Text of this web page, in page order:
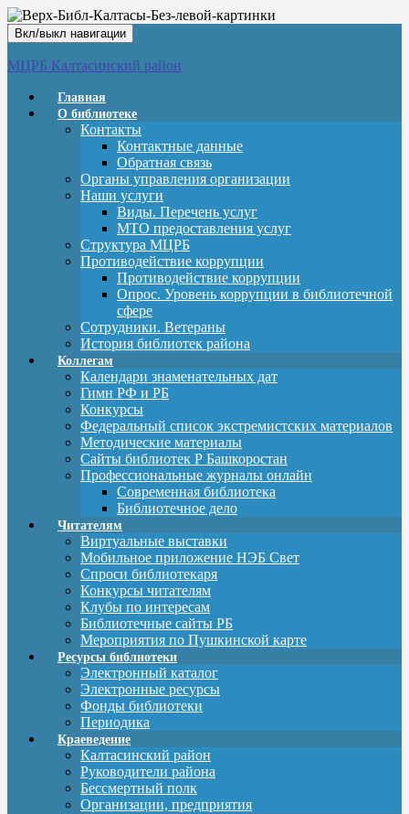
Вкл/выкл навигации
МЦРБ Калтасинский район
Главная
О библиотеке
Контакты
Контактные данные
Обратная связь
Органы управления организации
Наши услуги
Виды. Перечень услуг
МТО предоставления услуг
Структура МЦРБ
Противодействие коррупции
Противодействие коррупции
Опрос. Уровень коррупции в библиотечной
сфере
Сотрудники. Ветераны
История библиотек района
Коллегам
Календари знаменательных дат
Гимн РФ и РБ
Конкурсы
Федеральный список экстремистских материалов
Методические материалы
Сайты библиотек Р Башкоростан
Профессиональные журналы онлайн
Современная библиотека
Библиотечное дело
Читателям
Виртуальные выставки
Мобильное приложение НЭБ Свет
Спроси библиотекаря
Конкурсы читателям
Клубы по интересам
Библиотечные сайты РБ
Мероприятия по Пушкинской карте
Ресурсы библиотеки
Электронный каталог
Электронные ресурсы
Фонды библиотеки
Периодика
Краеведение
Калтасинский район
Руководители района
Бессмертный полк
Организации, предприятия